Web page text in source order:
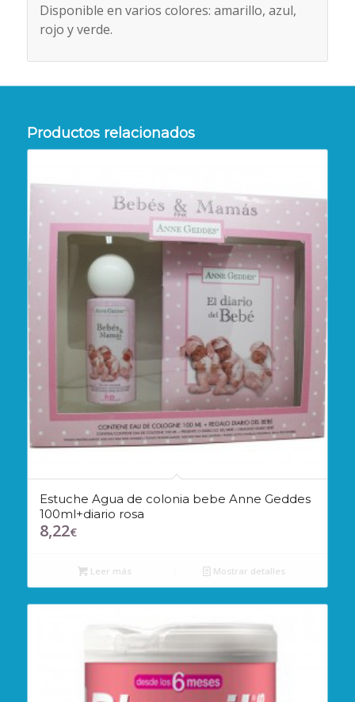
Disponible en varios colores: amarillo, azul,
rojo y verde.
Productos relacionados
Estuche Agua de colonia bebe Anne Geddes
100ml+diario rosa
8,22€
Leer más Mostrar detalles